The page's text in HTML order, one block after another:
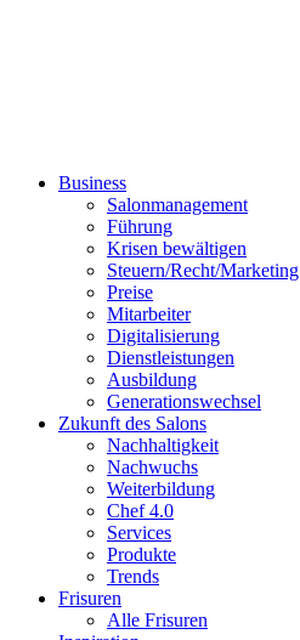
Business
Salonmanagement
Führung
Krisen bewältigen
Steuern/Recht/Marketing
Preise
Mitarbeiter
Digitalisierung
Dienstleistungen
Ausbildung
Generationswechsel
Zukunft des Salons
Nachhaltigkeit
Nachwuchs
Weiterbildung
Chef 4.0
Services
Produkte
Trends
Frisuren
Alle Frisuren